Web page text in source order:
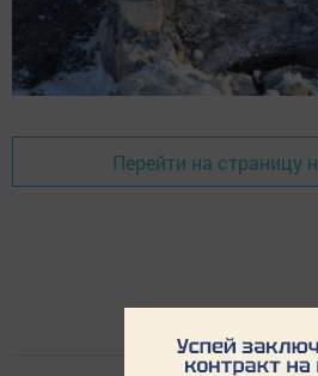
Перейти на страницу